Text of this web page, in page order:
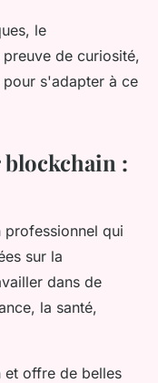
le
de curiosité,
s'adapter à ce
:
qui
sur la
dans de
la santé,
et offre de belles